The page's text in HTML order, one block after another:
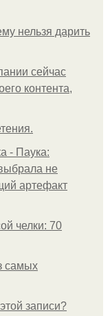
нельзя дарить
сейчас
контента,
- Паука:
не
артефакт
челки: 70
самых
записи?